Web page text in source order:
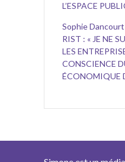
L’ESPACE
Sophie Dancourt
RIST : « JE NE
LES
CONSCIENCE
ÉCONOMIQUE